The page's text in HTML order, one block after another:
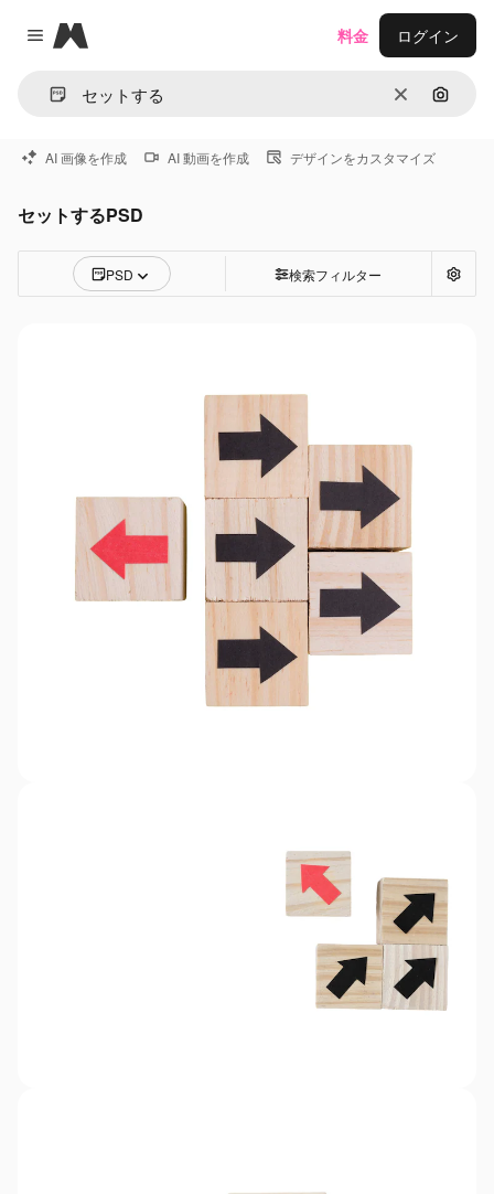
Close menu
Magnific
消去 画像で
料金 ログイン
AI 画像を作成 AI 動画を作成 デザインをカスタマイズ
セットするPSD
PSD 検索フィルター